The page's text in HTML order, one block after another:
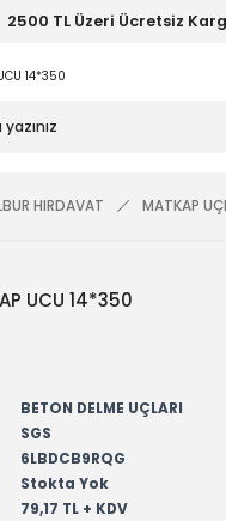
2500 TL Üzeri Ücretsiz
HIRDAVAT MATKAP
UCU 14*350
BETON DELME UÇLARI
SGS
6LBDCB9RQG
Stokta Yok
79,17 TL + KDV